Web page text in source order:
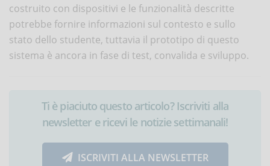
costruito con dispositivi e le funzionalità descritte
potrebbe fornire informazioni sul contesto e sullo
stato dello studente, tuttavia il prototipo di questo
sistema è ancora in fase di test, convalida e sviluppo.
Ti è piaciuto questo articolo? Iscriviti alla
newsletter e ricevi le notizie settimanali!
ISCRIVITI ALLA NEWSLETTER